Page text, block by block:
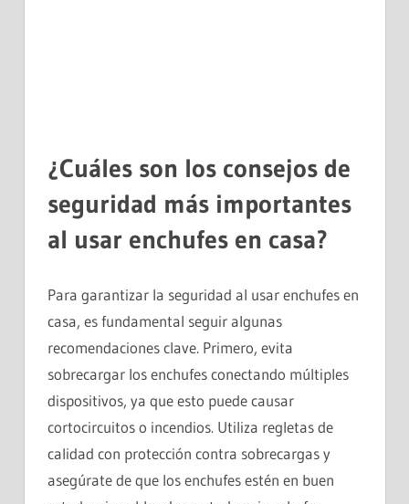
¿Cuáles son los consejos de
seguridad más importantes
al usar enchufes en casa?
Para garantizar la seguridad al usar enchufes en
casa, es fundamental seguir algunas
recomendaciones clave. Primero, evita
sobrecargar los enchufes conectando múltiples
dispositivos, ya que esto puede causar
cortocircuitos o incendios. Utiliza regletas de
calidad con protección contra sobrecargas y
asegúrate de que los enchufes estén en buen